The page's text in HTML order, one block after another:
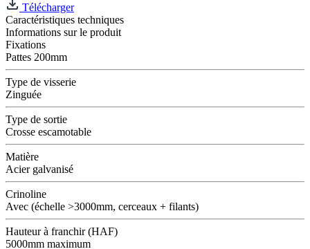
Télécharger
Caractéristiques techniques
Informations sur le produit
Fixations
Pattes 200mm
Type de visserie
Zinguée
Type de sortie
Crosse escamotable
Matière
Acier galvanisé
Crinoline
Avec (échelle >3000mm, cerceaux + filants)
Hauteur à franchir (HAF)
5000mm maximum